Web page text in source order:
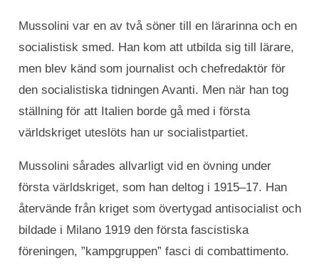
Mussolini var en av två söner till en lärarinna och en
socialistisk smed. Han kom att utbilda sig till lärare,
men blev känd som journalist och chefredaktör för
den socialistiska tidningen Avanti. Men när han tog
ställning för att Italien borde gå med i första
världskriget uteslöts han ur socialistpartiet.
Mussolini sårades allvarligt vid en övning under
första världskriget, som han deltog i 1915–17. Han
återvände från kriget som övertygad antisocialist och
bildade i Milano 1919 den första fascistiska
föreningen, ”kampgruppen” fasci di combattimento.